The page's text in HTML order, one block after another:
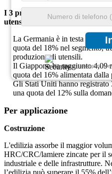
Garantiamo la completa
I 3 principali paesi dominanti
utensili
La Germania è in testa con
quota del 18% nel segmento,
produzione di utensili.
Il Giappone ha raggiunto 4,09
quota del 16% alimentata
Gli Stati Uniti hanno
una quota del 12% sulla
Per applicazione
Costruzione
L'edilizia assorbe il maggior
HRC/CRC/lamiere zincate per il
industriale e delle infrastrutture.